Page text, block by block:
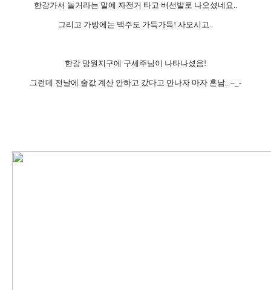
한강가서 놀거라는 말에 자전거 타고 버선발로 나오셨네요..
그리고 가방에는 맥주도 가득가득! 사오시고..
한강 망원지구에 구세주님이 나타나셨음!
그런데 전날에 술값 계산 안하고 갔다고 만나자 마자 혼남.. –_-